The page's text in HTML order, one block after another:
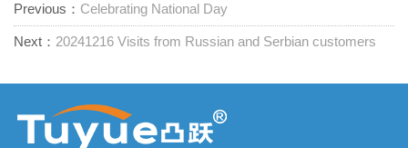
Previous： Celebrating National Day
Next： 20241216 Visits from Russian and Serbian customers